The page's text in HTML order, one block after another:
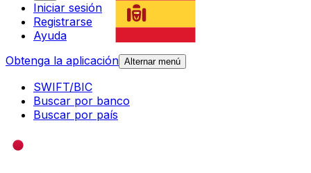
Iniciar sesión
Registrarse
Ayuda
Obtenga la aplicación Alternar menú
SWIFT/BIC
Buscar por banco
Buscar por país